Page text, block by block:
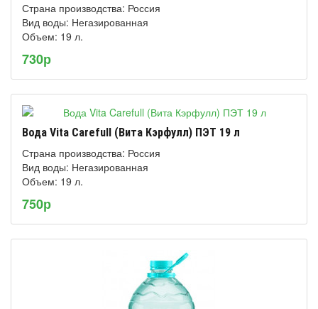
Страна производства: Россия
Вид воды: Негазированная
Объем: 19 л.
730р
Вода Vita Carefull (Вита Кэрфулл) ПЭТ 19 л
Страна производства: Россия
Вид воды: Негазированная
Объем: 19 л.
750р